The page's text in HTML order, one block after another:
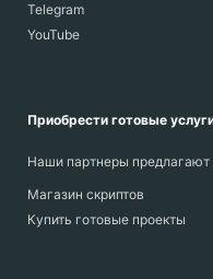
Telegram
YouTube
Приобрести готовые
Наши партнеры предлагают
Магазин скриптов
Купить готовые проекты